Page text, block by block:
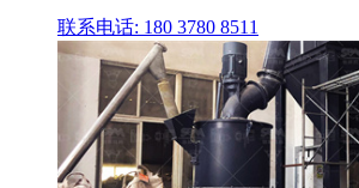
联系电话: 180 3780 8511